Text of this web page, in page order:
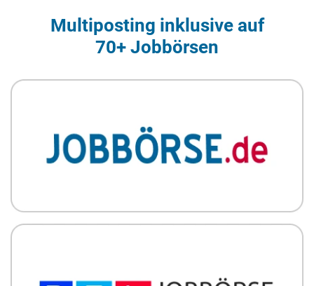
Multiposting inklusive auf
70+ Jobbörsen